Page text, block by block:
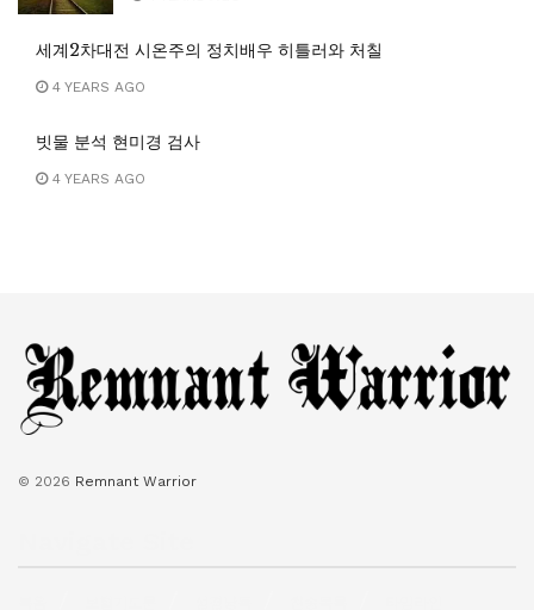
세계2차대전 시온주의 정치배우 히틀러와 처칠
4 YEARS AGO
빗물 분석 현미경 검사
4 YEARS AGO
© 2026 Remnant Warrior